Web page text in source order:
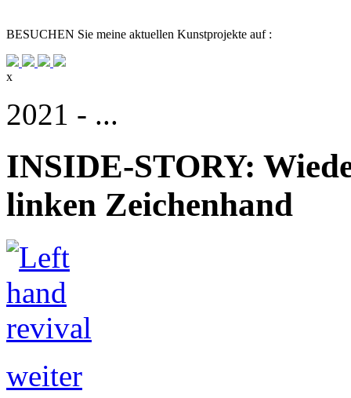
BESUCHEN Sie meine aktuellen Kunstprojekte auf :
x
2021 - ...
INSIDE-STORY:
linken Zeichenhand
weiter